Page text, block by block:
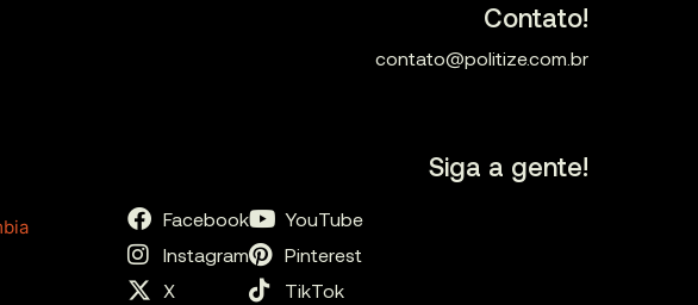
Contato!
contato@politize.com.br
Siga a gente!
Facebook
Instagram
X
YouTube
Pinterest
TikTok